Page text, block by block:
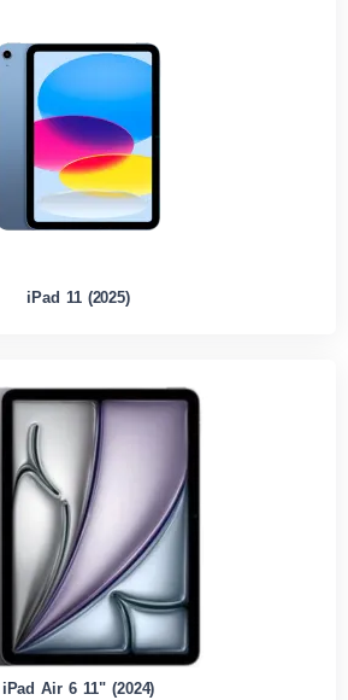
iPad 11 (2025)
iPad Air 6 11" (2024)